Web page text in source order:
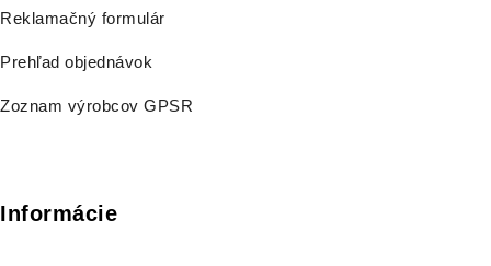
Reklamačný formulár
Prehľad objednávok
Zoznam výrobcov GPSR
Informácie